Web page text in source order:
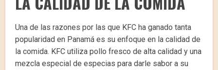
Una de las razones por las que KFC ha ganado tanta
popularidad en Panamá es su enfoque en la calidad de
la comida. KFC utiliza pollo fresco de alta calidad y una
mezcla especial de especias para darle sabor a su